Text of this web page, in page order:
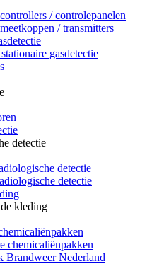
/ controlepanelen
/ transmitters
gasdetectie
detectie
detectie
detectie
kleding
chemicaliënpakken
Brandweer Nederland